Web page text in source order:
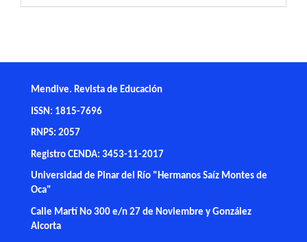
Mendive. Revista de Educación
ISSN: 1815-7696
RNPS: 2057
Registro CENDA: 3453-11-2017
Universidad de Pinar del Río "Hermanos Saíz Montes de
Oca"
Calle Martí No 300 e/n 27 de Noviembre y González
Alcorta